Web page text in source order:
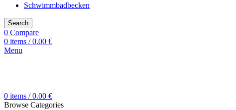
Schwimmbadbecken
Search
0 Compare
0 items / 0.00 €
Menu
0 items / 0.00 €
Browse Categories